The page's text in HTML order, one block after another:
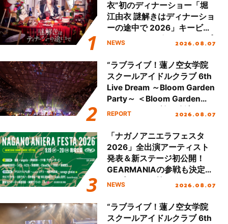
衣”初のディナーショー「堀
江由衣 謎解きはディナーショ
ーの途中で 2026」キービジ
ュアル＆グッズラインナップ
NEWS 2026.08.07
“ラブライブ！蓮ノ空女学院
スクールアイドルクラブ 6th
Live Dream ～Bloom Garden
Party～ ＜Bloom Garden
Party Stage／埼玉公演＞”
REPORT 2026.08.07
「ナガノアニエラフェスタ
2026」全出演アーティスト
発表＆新ステージ初公開！
GEARMANIAの参戦も決定
し、初となる第3ステージの
NEWS 2026.08.07
“ラブライブ！蓮ノ空女学院
スクールアイドルクラブ 6th